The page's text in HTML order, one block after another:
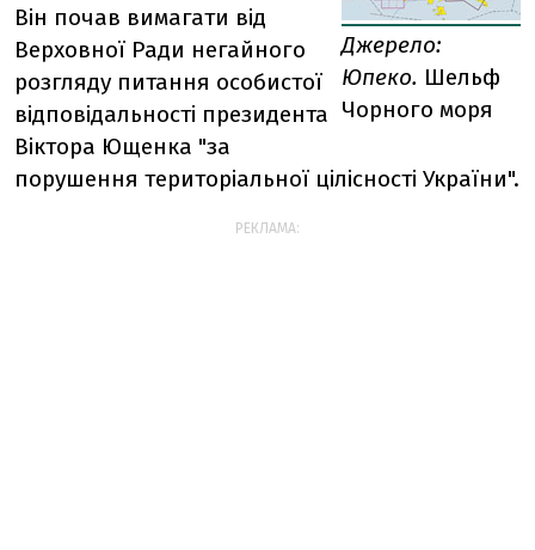
Джерело:
Юпеко. Шельф
Чорного моря
Він почав вимагати від
Верховної Ради негайного
розгляду питання особистої
відповідальності президента
Віктора Ющенка "за
порушення територіальної цілісності України".
РЕКЛАМА: